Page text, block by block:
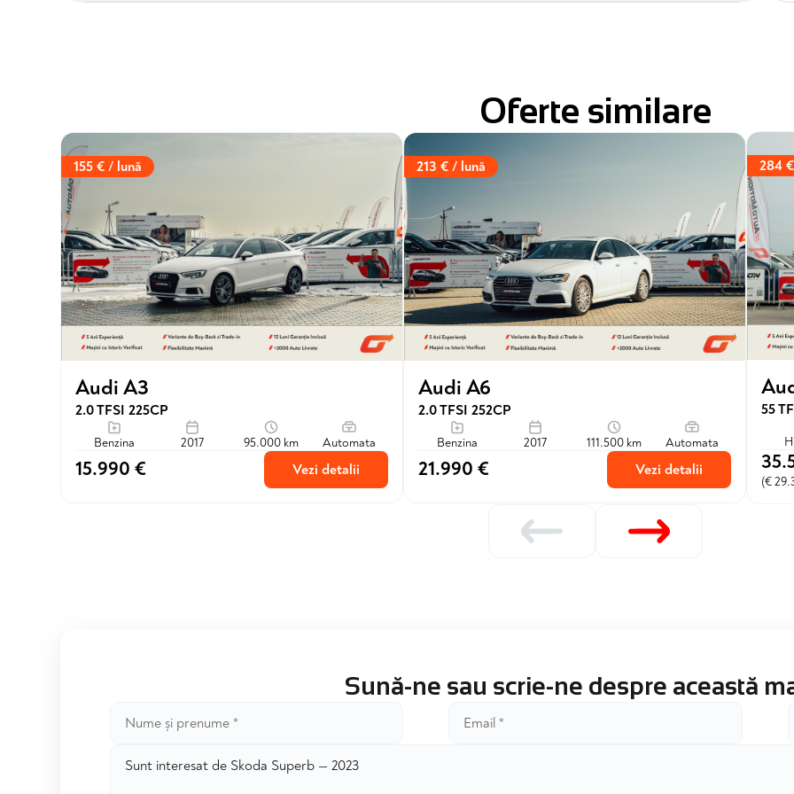
Oferte similare
155 € / lună
Audi A3
2.0 TFSI 225CP
Benzina 2017 95.000 km Automata
15.990 € Vezi detalii
213 € / lună
Audi A6
2.0 TFSI 252CP
Benzina 2017 111.500 km Automata
21.990 € Vezi detalii
284
55
(€
Sună-ne sau scrie-ne despre această